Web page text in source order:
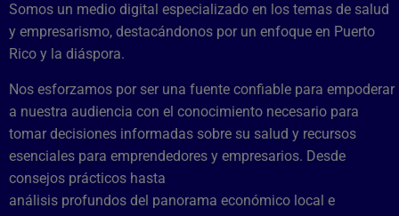
Somos un medio digital especializado en los temas de salud
y empresarismo, destacándonos por un enfoque en Puerto
Rico y la diáspora.
Nos esforzamos por ser una fuente confiable para empoderar
a nuestra audiencia con el conocimiento necesario para
tomar decisiones informadas sobre su salud y recursos
esenciales para emprendedores y empresarios. Desde
consejos prácticos hasta
análisis profundos del panorama económico local e